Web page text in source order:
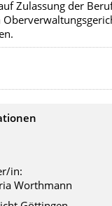
Zulassung der
in:
Worthmann